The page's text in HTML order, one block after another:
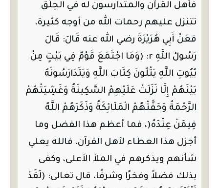
فأهل القرآن والمتدارسون له في الحِلَق
تتنزل عليهم رحمات الله من أوجه كثيرة،
فعَنْ أَبِي هُرَيْرَةَ رضي الله عنه قَالَ: قَالَ
رَسُولُ اللَّهِ r: (وَمَا اجْتَمَعَ قَوْمٌ فِي بَيْتٍ مِنْ
بُيُوتِ اللَّهِ يَتْلُونَ كِتَابَ اللَّهِ وَيَتَدَارَسُونَهُ
بَيْنَهُمْ إِلَّا نَزَلَتْ عَلَيْهِمْ السَّكِينَةُ وَغَشِيَتْهُمْ
الرَّحْمَةُ وَحَفَّتْهُمْ الْمَلَائِكَةُ وَذَكَرَهُمْ اللَّهُ
فِيمَنْ عِنْدَهُ(، فما أعظم هذا الفضل وما
أجزل هذا العطاء لأهل القرآن، فالله يعلي
شأنهم ويذكرهم في الملأ الأعلى، وكفى
بذلك فضلاً وفخرًا وشرفًا، قال تعالى: (لَقَدْ